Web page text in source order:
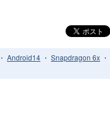
・ Android14 ・ Snapdragon 6x ・